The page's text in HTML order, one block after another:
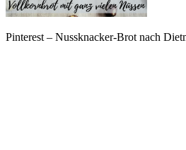
Pinterest – Nussknacker-Brot nach